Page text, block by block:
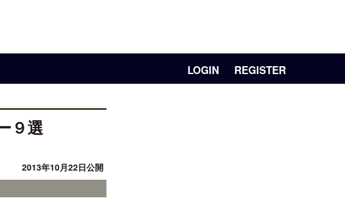
LOGIN REGISTER
９選
2013年10月22日公開